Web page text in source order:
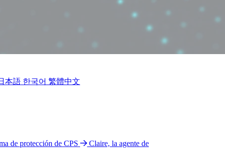
本語 한국어 繁體中文
de protección de CPS
Claire, la agente de